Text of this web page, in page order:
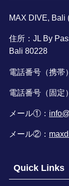
MAX DIVE, Bali
住所：JL By
Bali 80228
電話番号（携帯
電話番号（固定）
メール①：
メール②：
Quick Links